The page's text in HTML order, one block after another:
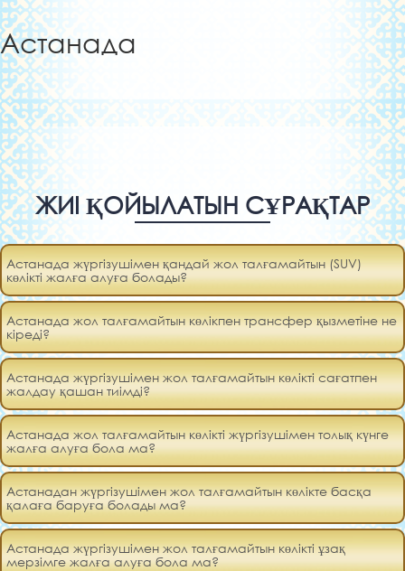
Астанада
ЖИІ ҚОЙЫЛАТЫН СҰРАҚТАР
Астанада жүргізушімен қандай жол талғамайтын (SUV)
көлікті жалға алуға болады?
Астанада жол талғамайтын көлікпен трансфер қызметіне не
кіреді?
Астанада жүргізушімен жол талғамайтын көлікті сағатпен
жалдау қашан тиімді?
Астанада жол талғамайтын көлікті жүргізушімен толық күнге
жалға алуға бола ма?
Астанадан жүргізушімен жол талғамайтын көлікте басқа
қалаға баруға болады ма?
Астанада жүргізушімен жол талғамайтын көлікті ұзақ
мерзімге жалға алуға бола ма?